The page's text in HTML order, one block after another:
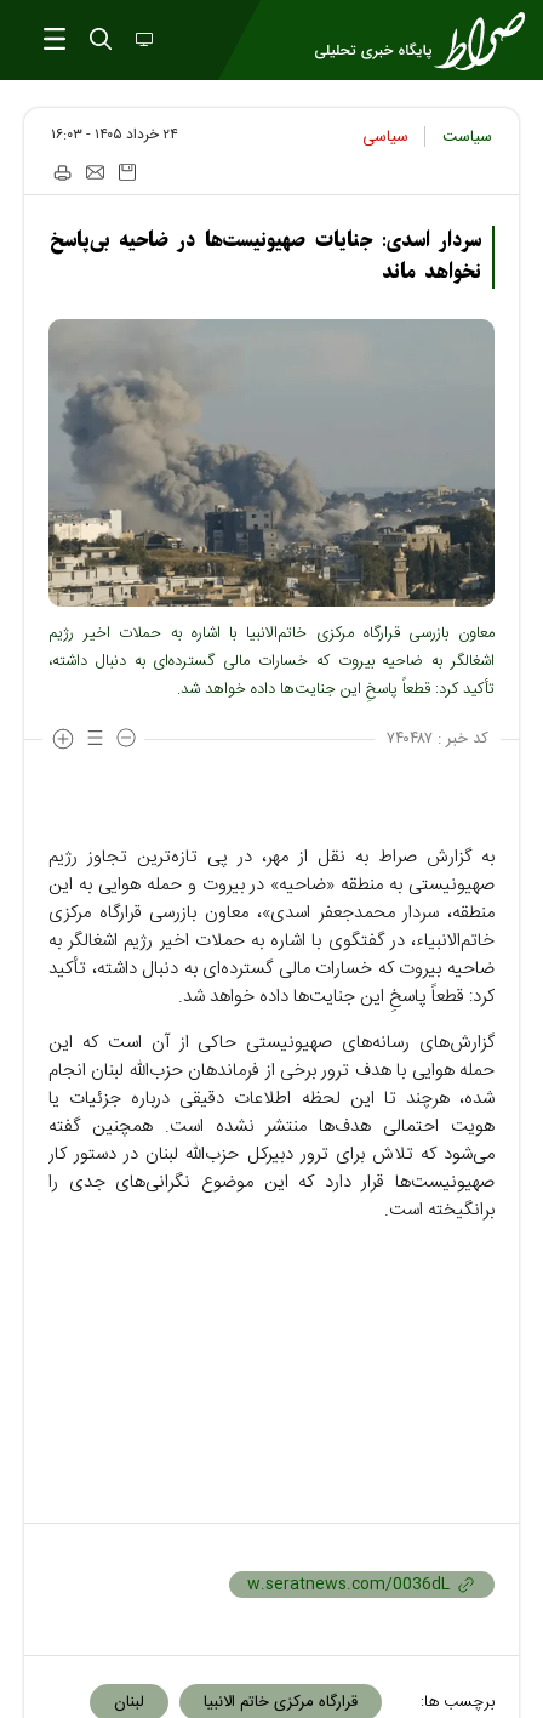
سیاست سیاسی ۲۴ خرداد ۱۴۰۵ - ۱۶:۰۳
سردار اسدی: جنایات صهیونیست‌ها در ضاحیه بی‌پاسخ
نخواهد ماند
معاون بازرسی قرارگاه مرکزی خاتم‌الانبیا با اشاره به حملات اخیر رژیم
اشغالگر به ضاحیه بیروت که خسارات مالی گسترده‌ای به دنبال داشته،
تأکید کرد: قطعاً پاسخِ این جنایت‌ها داده خواهد شد.
کد خبر : ۷۴۰۴۸۷
به گزارش صراط به نقل از مهر، در پی تازه‌ترین تجاوز رژیم
صهیونیستی به منطقه «ضاحیه» در بیروت و حمله هوایی به این
منطقه، سردار محمدجعفر اسدی»، معاون بازرسی قرارگاه مرکزی
خاتم‌الانبیاء، در گفتگوی با اشاره به حملات اخیر رژیم اشغالگر به
ضاحیه بیروت که خسارات مالی گسترده‌ای به دنبال داشته، تأکید
کرد: قطعاً پاسخِ این جنایت‌ها داده خواهد شد.
گزارش‌های رسانه‌های صهیونیستی حاکی از آن است که این
حمله هوایی با هدف ترور برخی از فرماندهان حزب‌الله لبنان انجام
شده، هرچند تا این لحظه اطلاعات دقیقی درباره جزئیات یا
هویت احتمالی هدف‌ها منتشر نشده است. همچنین گفته
می‌شود که تلاش برای ترور دبیرکل حزب‌الله لبنان در دستور کار
صهیونیست‌ها قرار دارد که این موضوع نگرانی‌های جدی را
برانگیخته است.
برچسب ها: قرارگاه مرکزی خاتم الانبیا
لبنان